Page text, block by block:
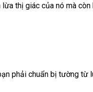
thị giác của nó mà
phải chuẩn bị tường